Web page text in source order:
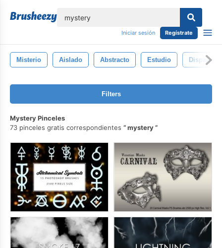
Iniciar sesión Regístrate
Misterio Aislado Abstracto Estudio Disparo
Filters
Mystery Pinceles
73 pinceles gratis correspondientes
mystery